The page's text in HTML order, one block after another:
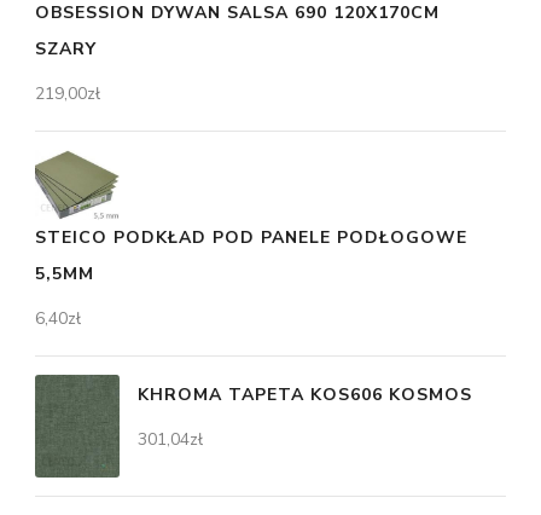
OBSESSION DYWAN SALSA 690 120X170CM
SZARY
219,00zł
STEICO PODKŁAD POD PANELE PODŁOGOWE
5,5MM
6,40zł
KHROMA TAPETA KOS606 KOSMOS
301,04zł